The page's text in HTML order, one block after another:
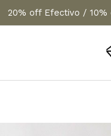
20% off Efectivo /